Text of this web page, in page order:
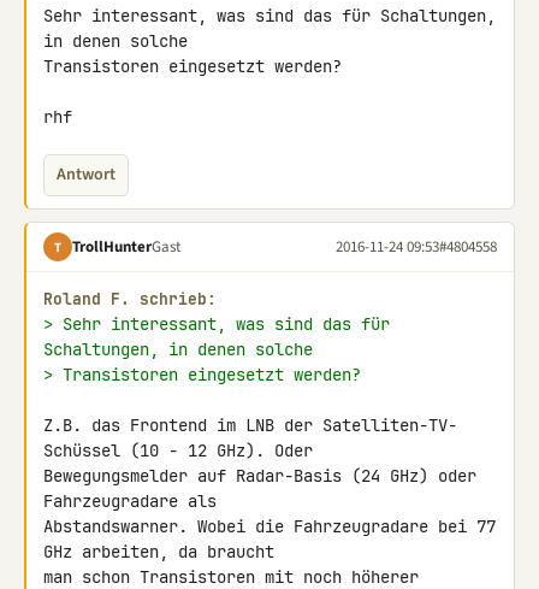
Sehr interessant, was sind das für Schaltungen,
in denen solche
Transistoren eingesetzt werden?
rhf
Antwort
T TrollHunterGast 2016-11-24 09:53#4804558
Roland F. schrieb:
> Sehr interessant, was sind das für
Schaltungen, in denen solche
> Transistoren eingesetzt werden?
Z.B. das Frontend im LNB der Satelliten-TV-
Schüssel (10 - 12 GHz). Oder
Bewegungsmelder auf Radar-Basis (24 GHz) oder
Fahrzeugradare als
Abstandswarner. Wobei die Fahrzeugradare bei 77
GHz arbeiten, da braucht
man schon Transistoren mit noch höherer